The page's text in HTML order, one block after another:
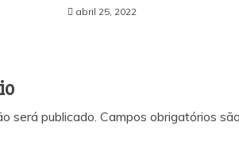
abril 25, 2022
será publicado. Campos obrigatórios